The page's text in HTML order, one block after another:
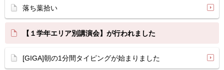
落ち葉拾い
【１学年エリア別講演会】が行われました
[GIGA]朝の1分間タイピングが始まりました